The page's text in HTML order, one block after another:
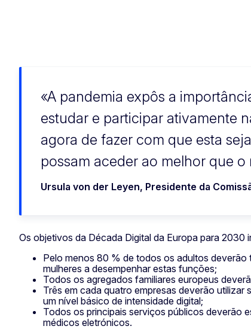
A pandemia expôs a
estudar e participar ativamente
agora de fazer com que esta
possam aceder ao melhor que
Ursula von der Leyen, Presidente da
Os objetivos da Década Digital da Europa para 2030
Pelo menos 80 % de todos os adultos deverão
mulheres a desempenhar estas funções;
Todos os agregados familiares europeus
Três em cada quatro empresas deverão
um nível básico de intensidade digital;
Todos os principais serviços públicos deverão
médicos eletrónicos.